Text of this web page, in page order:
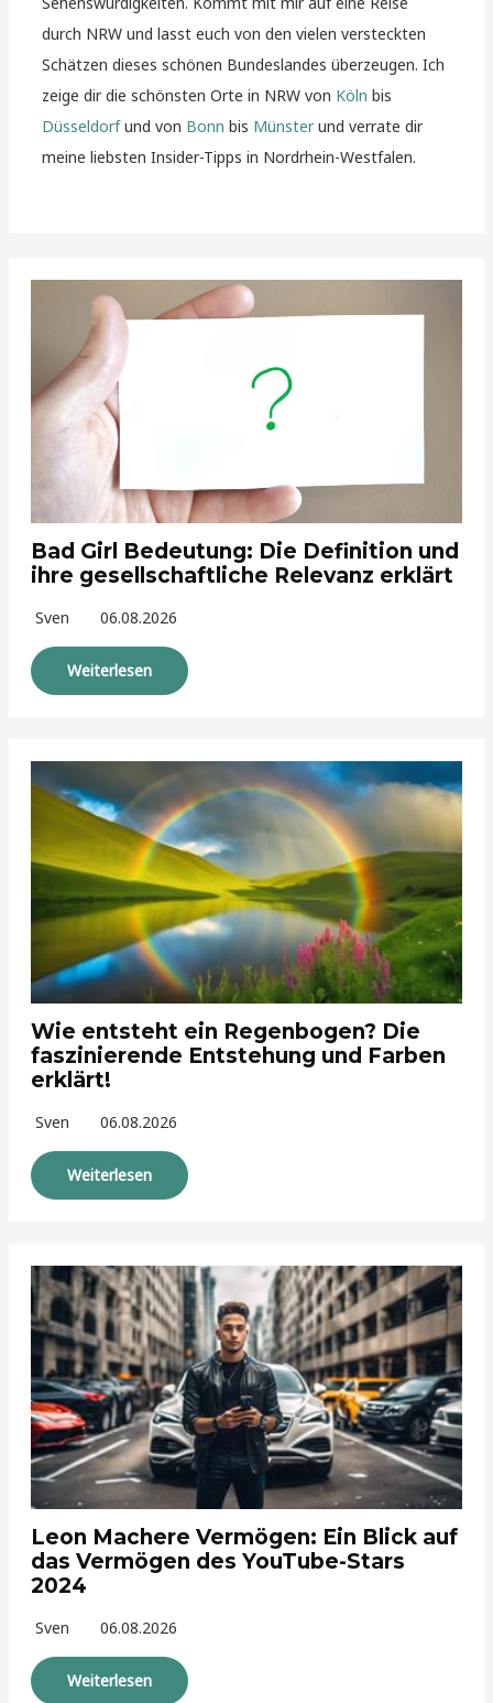
durch NRW und lasst euch von den vielen versteckten
Schätzen dieses schönen Bundeslandes überzeugen. Ich
zeige dir die schönsten Orte in NRW von Köln bis
Düsseldorfund von Bonn bis Münsterund verrate dir
meine liebsten Insider-Tipps in Nordrhein-Westfalen.
Bad Girl Bedeutung: Die Definition und
ihre gesellschaftliche Relevanz erklärt
Sven 06.08.2026
Weiterlesen
Wie entsteht ein Regenbogen? Die
faszinierende Entstehung und Farben
erklärt!
Sven 06.08.2026
Weiterlesen
Leon Machere Vermögen: Ein Blick auf
das Vermögen des YouTube-Stars
2024
Sven 06.08.2026
Weiterlesen